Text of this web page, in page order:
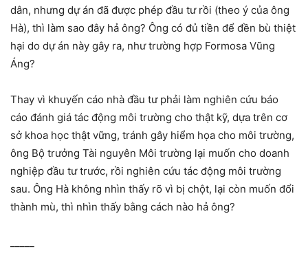
dân, nhưng dự án đã được phép đầu tư rồi (theo ý của ông
Hà), thì làm sao đây hả ông? Ông có đủ tiền để đền bù thiệt
hại do dự án này gây ra, như trường hợp Formosa Vũng
Áng?
Thay vì khuyến cáo nhà đầu tư phải làm nghiên cứu báo
cáo đánh giá tác động môi trường cho thật kỹ, dựa trên cơ
sở khoa học thật vững, tránh gây hiểm họa cho môi trường,
ông Bộ trưởng Tài nguyên Môi trường lại muốn cho doanh
nghiệp đầu tư trước, rồi nghiên cứu tác động môi trường
sau. Ông Hà không nhìn thấy rõ vì bị chột, lại còn muốn đổi
thành mù, thì nhìn thấy bằng cách nào hả ông?